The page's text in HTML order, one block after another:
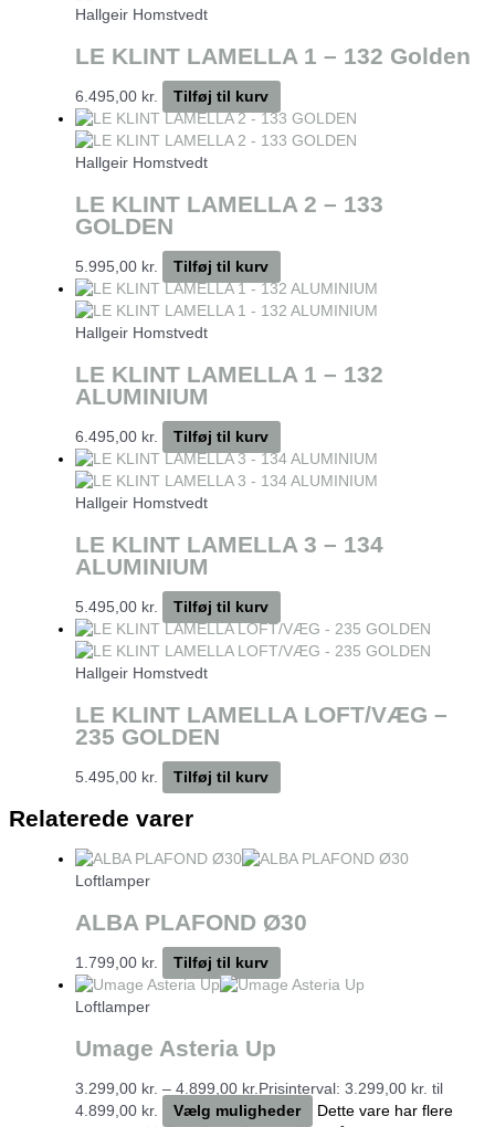
Hallgeir Homstvedt
LE KLINT LAMELLA 1 – 132 Golden
6.495,00 kr. Tilføj til kurv
Hallgeir Homstvedt
LE KLINT LAMELLA 2 – 133
GOLDEN
5.995,00 kr. Tilføj til kurv
Hallgeir Homstvedt
LE KLINT LAMELLA 1 – 132
ALUMINIUM
6.495,00 kr. Tilføj til kurv
Hallgeir Homstvedt
LE KLINT LAMELLA 3 – 134
ALUMINIUM
5.495,00 kr. Tilføj til kurv
Hallgeir Homstvedt
LE KLINT LAMELLA LOFT/VÆG –
235 GOLDEN
5.495,00 kr. Tilføj til kurv
Relaterede varer
Loftlamper
ALBA PLAFOND Ø30
1.799,00 kr. Tilføj til kurv
Loftlamper
Umage Asteria Up
3.299,00 kr. – 4.899,00 kr. Prisinterval: 3.299,00 kr. til
4.899,00 kr.
Vælg muligheder
Dette vare har flere